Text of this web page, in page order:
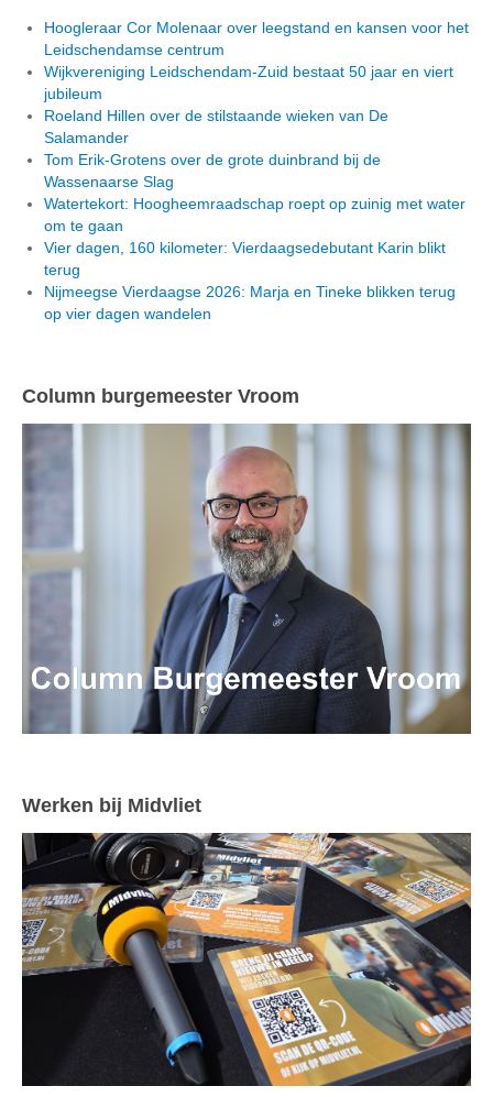
Hoogleraar Cor Molenaar over leegstand en kansen voor het
Leidschendamse centrum
Wijkvereniging Leidschendam-Zuid bestaat 50 jaar en viert
jubileum
Roeland Hillen over de stilstaande wieken van De
Salamander
Tom Erik-Grotens over de grote duinbrand bij de
Wassenaarse Slag
Watertekort: Hoogheemraadschap roept op zuinig met water
om te gaan
Vier dagen, 160 kilometer: Vierdaagsedebutant Karin blikt
terug
Nijmeegse Vierdaagse 2026: Marja en Tineke blikken terug
op vier dagen wandelen
Column burgemeester Vroom
Werken bij Midvliet